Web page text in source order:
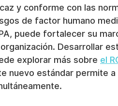
y conforme con las
de factor humano
puede fortalecer su
Desarrollar
explorar más sobre el
nuevo estándar permite